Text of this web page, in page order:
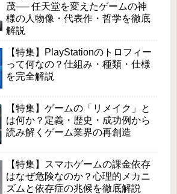
茂── 任天堂を変えたゲームの神
様の人物像・代表作・哲学を徹底
解説
【特集】PlayStationのトロフィー
って何なの？仕組み・種類・仕様
を完全解説
【特集】ゲームの「リメイク」と
は何か？定義・歴史・成功例から
読み解くゲーム業界の再創造
【特集】スマホゲームの課金依存
はなぜ危険なのか？心理的メカニ
ズムと依存症の兆候を徹底解説